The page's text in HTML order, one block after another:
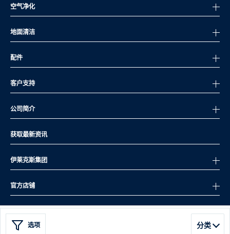
选项 分类
空气净化
地面清洁
配件
客户支持
公司简介
获取最新资讯
伊莱克斯集团
官方店铺
2026 伊莱克斯版权所有，保留所有权利, 沪ICP备18015296号-6